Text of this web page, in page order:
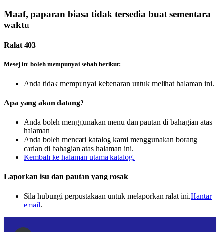
Maaf, paparan biasa tidak tersedia buat sementara
waktu
Ralat 403
Mesej ini boleh mempunyai sebab berikut:
Anda tidak mempunyai kebenaran untuk melihat halaman ini.
Apa yang akan datang?
Anda boleh menggunakan menu dan pautan di bahagian atas
halaman
Anda boleh mencari katalog kami menggunakan borang
carian di bahagian atas halaman ini.
Kembali ke halaman utama katalog.
Laporkan isu dan pautan yang rosak
Sila hubungi perpustakaan untuk melaporkan ralat ini.Hantar
email.